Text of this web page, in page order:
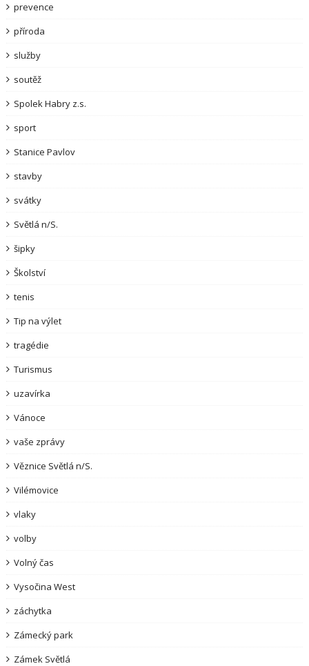
prevence
příroda
služby
soutěž
Spolek Habry z.s.
sport
Stanice Pavlov
stavby
svátky
Světlá n/S.
šipky
Školství
tenis
Tip na výlet
tragédie
Turismus
uzavírka
Vánoce
vaše zprávy
Věznice Světlá n/S.
Vilémovice
vlaky
volby
Volný čas
Vysočina West
záchytka
Zámecký park
Zámek Světlá